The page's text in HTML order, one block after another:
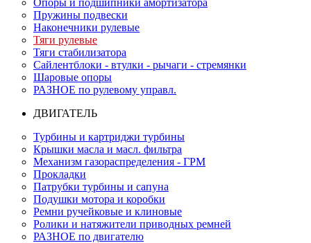
Пружины подвески
Наконечники рулевые
Тяги рулевые
Тяги стабилизатора
Сайлентблоки - втулки - рычаги - стремянки
Шаровые опоры
РАЗНОЕ по рулевому управл.
ДВИГАТЕЛЬ
Турбины и картриджи турбины
Крышки масла и масл. фильтра
Механизм газораспределения - ГРМ
Прокладки
Патрубки турбины и сапуна
Подушки мотора и коробки
Ремни ручейковые и клиновые
Ролики и натяжители приводных ремней
РАЗНОЕ по двигателю